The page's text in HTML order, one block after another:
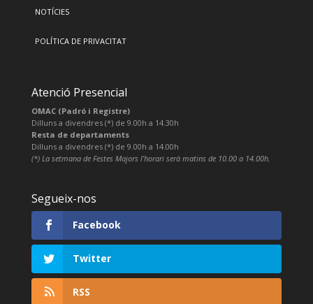
NOTÍCIES
POLÍTICA DE PRIVACITAT
Atenció Presencial
OMAC (Padró i Registre)
Dilluns a divendres (*) de 9.00h a 14.30h
Resta de departaments
Dilluns a divendres (*) de 9.00h a 14.00h
(*) La setmana de Festes Majors l’horari serà matins de 10.00 a 14.00h.
Segueix-nos
Facebook
Twitter
RSS